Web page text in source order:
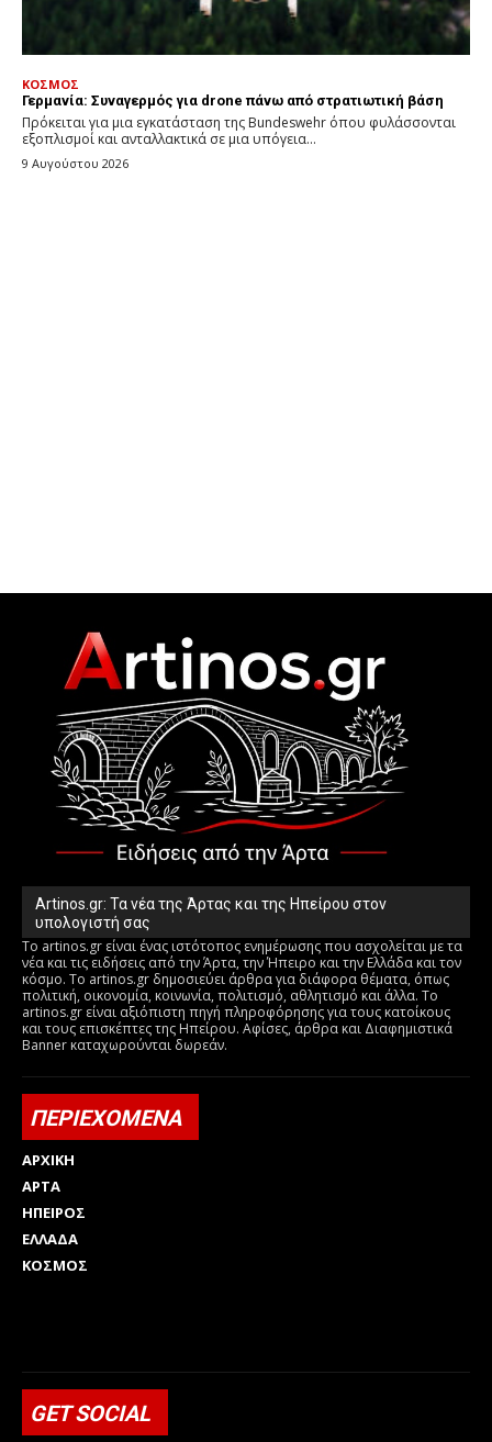
Artinos.gr: Τα νέα της Άρτας και της Ηπείρου στον
υπολογιστή σας
Το artinos.gr είναι ένας ιστότοπος ενημέρωσης που ασχολείται με τα
νέα και τις ειδήσεις από την Άρτα, την Ήπειρο και την Ελλάδα και τον
κόσμο. Το artinos.gr δημοσιεύει άρθρα για διάφορα θέματα, όπως
πολιτική, οικονομία, κοινωνία, πολιτισμό, αθλητισμό και άλλα. Το
artinos.gr είναι αξιόπιστη πηγή πληροφόρησης για τους κατοίκους
και τους επισκέπτες της Ηπείρου. Αφίσες, άρθρα και Διαφημιστικά
Banner καταχωρούνται δωρεάν.
ΠΕΡΙΕΧΟΜΕΝΑ
ΑΡΧΙΚΗ
ΑΡΤΑ
ΗΠΕΙΡΟΣ
ΕΛΛΑΔΑ
ΚΟΣΜΟΣ
GET SOCIAL